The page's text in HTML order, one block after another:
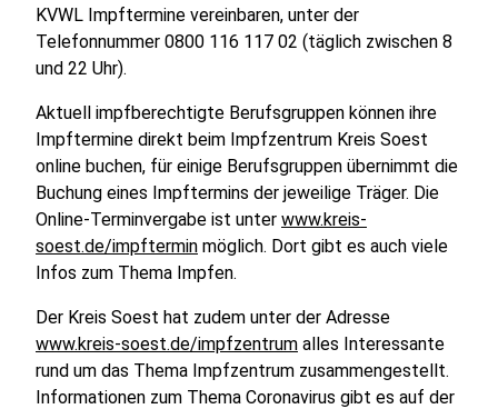
KVWL Impftermine vereinbaren, unter der
Telefonnummer 0800 116 117 02 (täglich zwischen 8
und 22 Uhr).
Aktuell impfberechtigte Berufsgruppen können ihre
Impftermine direkt beim Impfzentrum Kreis Soest
online buchen, für einige Berufsgruppen übernimmt die
Buchung eines Impftermins der jeweilige Träger. Die
Online-Terminvergabe ist unter www.kreis-
soest.de/impftermin möglich. Dort gibt es auch viele
Infos zum Thema Impfen.
Der Kreis Soest hat zudem unter der Adresse
www.kreis-soest.de/impfzentrum alles Interessante
rund um das Thema Impfzentrum zusammengestellt.
Informationen zum Thema Coronavirus gibt es auf der